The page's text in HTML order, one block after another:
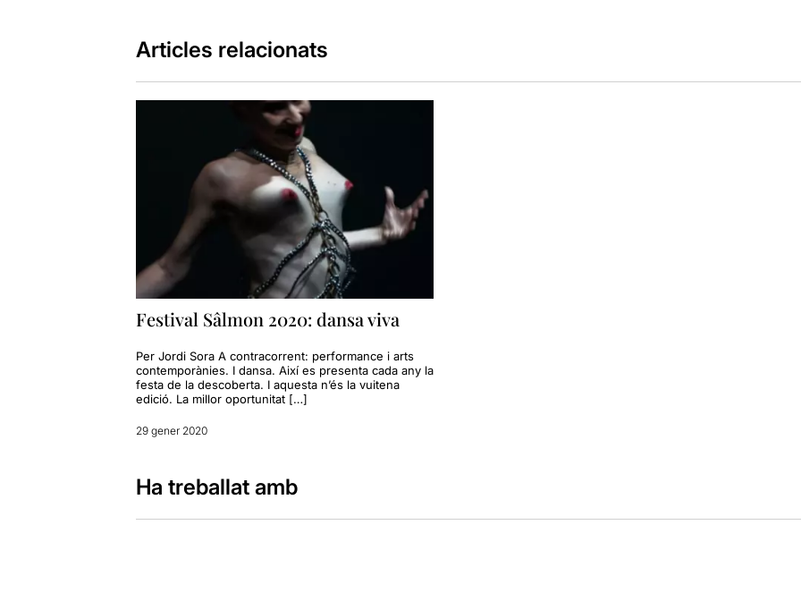
Articles relacionats
Festival Sâlmon 2020: dansa viva
Per Jordi Sora A contracorrent: performance i arts
contemporànies. I dansa. Així es presenta cada any la
festa de la descoberta. I aquesta n’és la vuitena
edició. La millor oportunitat […]
29 gener 2020
Ha treballat amb